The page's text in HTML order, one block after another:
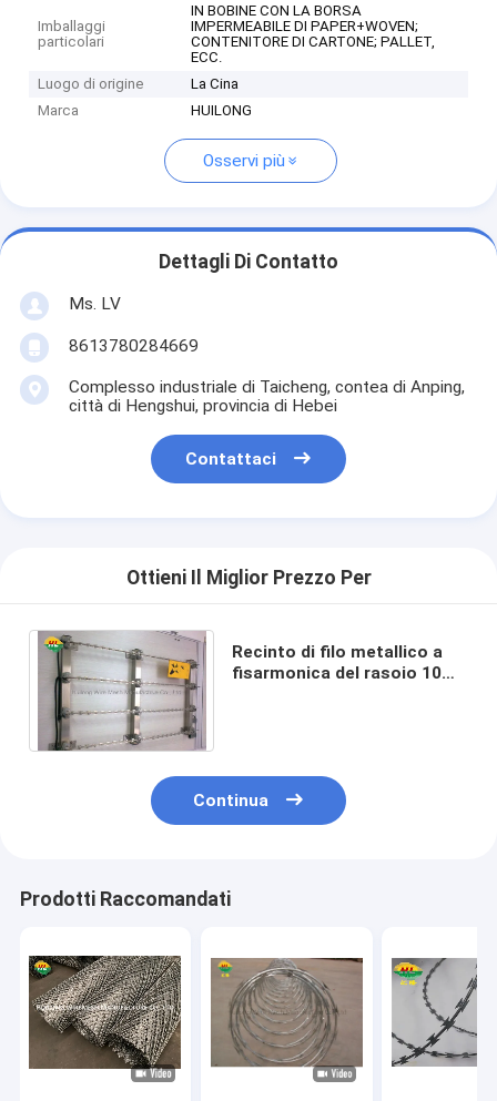
Imballaggi
particolari
IN BOBINE CON LA BORSA
IMPERMEABILE DI PAPER+WOVEN;
CONTENITORE DI CARTONE; PALLET,
ECC.
Luogo di origine
La Cina
Marca
HUILONG
Osservi più
Dettagli Di Contatto
Ms. LV
8613780284669
Complesso industriale di Taicheng, contea di Anping,
città di Hengshui, provincia di Hebei
Contattaci
Ottieni Il Miglior Prezzo Per
Recinto di filo metallico a
fisarmonica del rasoio 10m,
Continua
Prodotti Raccomandati